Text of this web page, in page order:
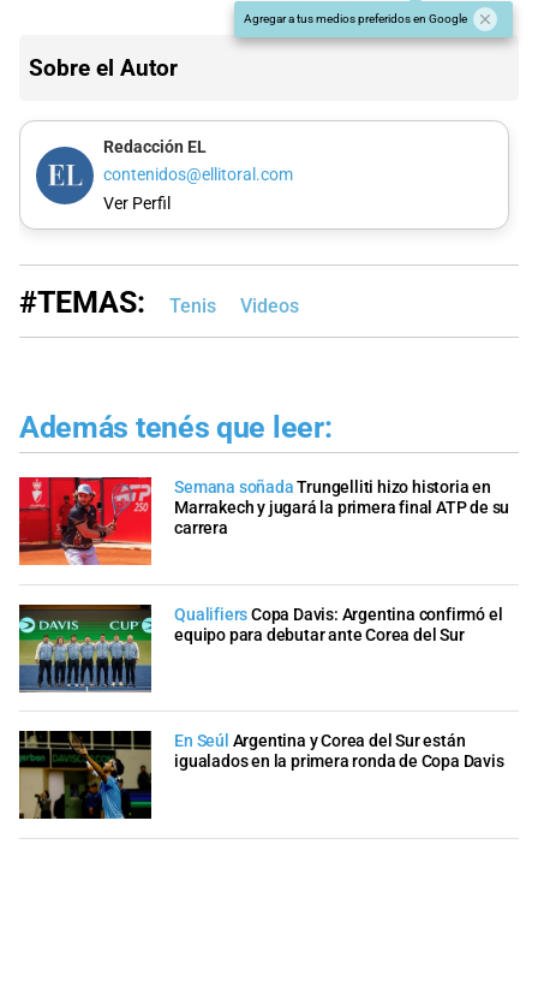
Agregar a tus medios preferidos en Google
Sobre el Autor
Redacción EL
contenidos@ellitoral.com
Ver Perfil
#TEMAS: Tenis Videos
Además tenés que leer:
Semana soñada Trungelliti hizo historia en
Marrakech y jugará la primera final ATP de su
carrera
QualifiersCopa Davis: Argentina confirmó el
equipo para debutar ante Corea del Sur
En Seúl Argentina y Corea del Sur están
igualados en la primera ronda de Copa Davis